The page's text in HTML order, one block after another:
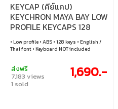
KEYCAP (คีย์แคป)
KEYCHRON MAYA BAY LOW
PROFILE KEYCAPS 128
KEYS ABS (BLUE-WHITE)
(EN/TH) (JM210TH)
• Low profile • ABS • 128 keys • English /
Thai font • Keyboard NOT included
ส่งฟรี
7,183 views
1 sold
1,690.-